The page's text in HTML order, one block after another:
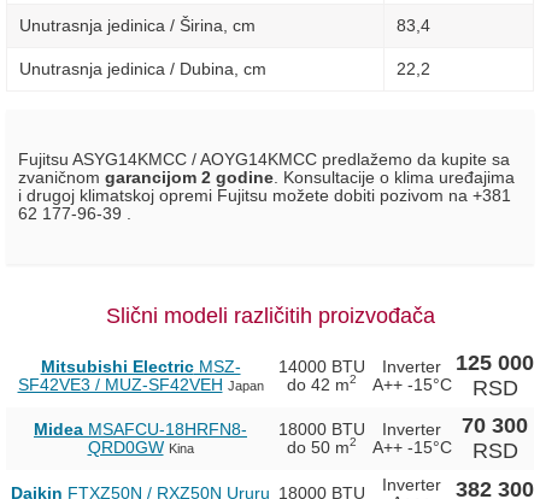
Unutrasnja jedinica / Širina, сm 83,4
Unutrasnja jedinica / Dubina, сm 22,2
Fujitsu ASYG14KMCC / AOYG14KMCC predlažemo da kupite sa
zvaničnom garancijom 2 godine . Konsultacije o klima uređajima
i drugoj klimatskoj opremi Fujitsu možete dobiti pozivom na +381
62 177-96-39 .
Slični modeli različitih proizvođača
Mitsubishi ElectricMSZ-
SF42VE3 / MUZ-SF42VEH Japan
14000 BTU
do 42 m2
Inverter
A++ -15°C
125 000
RSD
Midea MSAFCU-18HRFN8-
QRD0GW Kina
18000 BTU
do 50 m2
Inverter
A++ -15°C
70 300
RSD
Daikin FTXZ50N / RXZ50N Ururu 18000 BTU
Inverter
382 300